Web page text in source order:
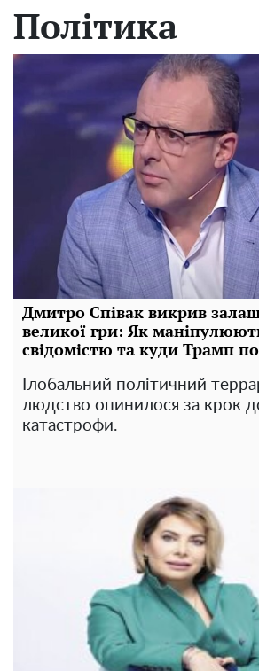
Політика
Дмитро Співак викрив
великої гри: Як
свідомістю та куди Трамп
Глобальний політичний
людство опинилося за крок
катастрофи.